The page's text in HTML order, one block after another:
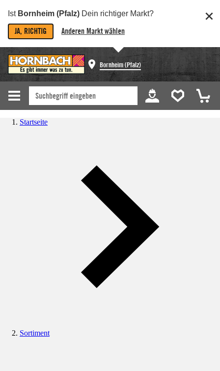
Ist Bornheim (Pfalz) Dein richtiger Markt?
JA, RICHTIG Anderen Markt wählen
Bornheim (Pfalz)
Startseite
Sortiment